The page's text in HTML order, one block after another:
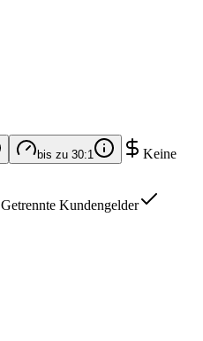
bis zu 30:1
Keine
Getrennte Kundengelder